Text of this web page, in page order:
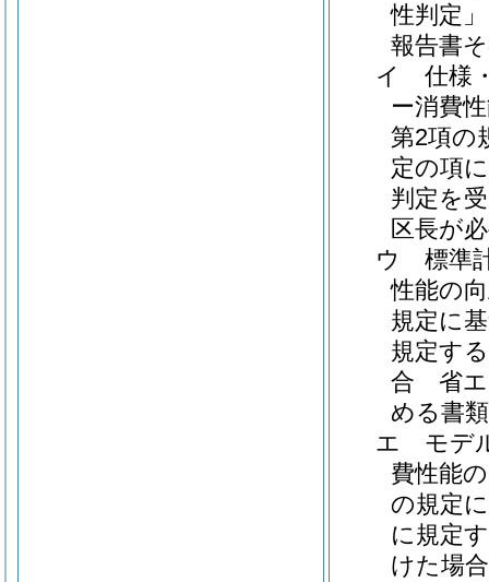
性判定
報告書
イ
仕様
ー消費
第2項の
定の項
判定を
区長が
ウ
標準
性能の
規定に
規定す
合 省エ
める書類
エ
モデ
費性能
の規定
に規定
けた場